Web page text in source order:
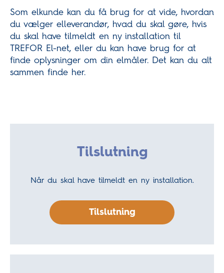
Som elkunde kan du få brug for at vide, hvordan
du vælger elleverandør, hvad du skal gøre, hvis
du skal have tilmeldt en ny installation til
TREFOR El-net, eller du kan have brug for at
finde oplysninger om din elmåler. Det kan du alt
sammen finde her.
Tilslutning
Når du skal have tilmeldt en ny installation.
Tilslutning